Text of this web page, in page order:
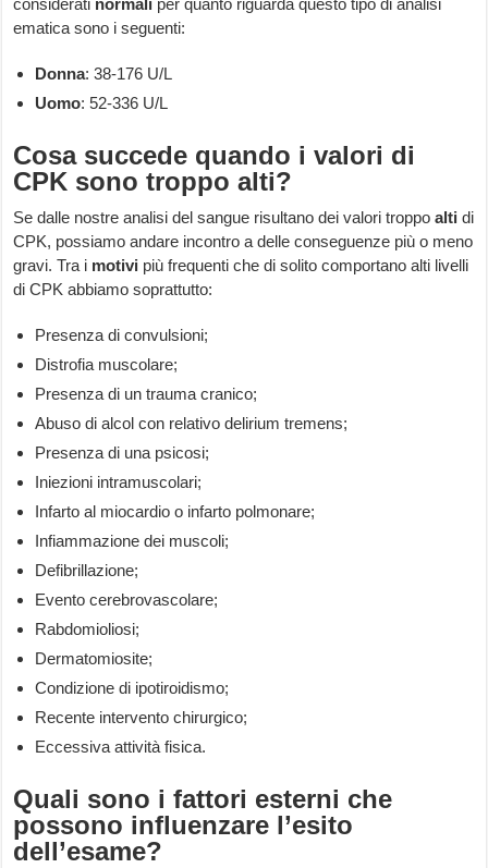
considerati normali per quanto riguarda questo tipo di analisi
ematica sono i seguenti:
Donna: 38-176 U/L
Uomo: 52-336 U/L
Cosa succede quando i valori di
CPK sono troppo alti?
Se dalle nostre analisi del sangue risultano dei valori troppoalti di
CPK, possiamo andare incontro a delle conseguenze più o meno
gravi. Tra i motivi più frequenti che di solito comportano alti livelli
di CPK abbiamo soprattutto:
Presenza di convulsioni;
Distrofia muscolare;
Presenza di un trauma cranico;
Abuso di alcol con relativo delirium tremens;
Presenza di una psicosi;
Iniezioni intramuscolari;
Infarto al miocardio o infarto polmonare;
Infiammazione dei muscoli;
Defibrillazione;
Evento cerebrovascolare;
Rabdomioliosi;
Dermatomiosite;
Condizione di ipotiroidismo;
Recente intervento chirurgico;
Eccessiva attività fisica.
Quali sono i fattori esterni che
possono influenzare l’esito
dell’esame?